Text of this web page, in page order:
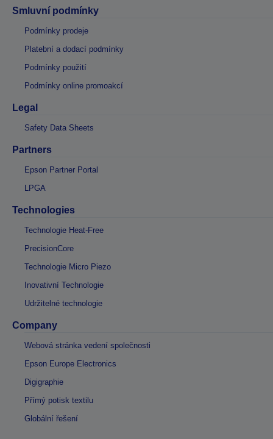
Smluvní podmínky
Podmínky prodeje
Platební a dodací podmínky
Podmínky použití
Podmínky online promoakcí
Legal
Safety Data Sheets
Partners
Epson Partner Portal
LPGA
Technologies
Technologie Heat-Free
PrecisionCore
Technologie Micro Piezo
Inovativní Technologie
Udržitelné technologie
Company
Webová stránka vedení společnosti
Epson Europe Electronics
Digigraphie
Přímý potisk textilu
Globální řešení